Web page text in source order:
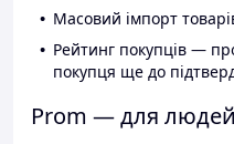
Масовий імпорт
Рейтинг покупців —
покупця ще до
Prom — для людей